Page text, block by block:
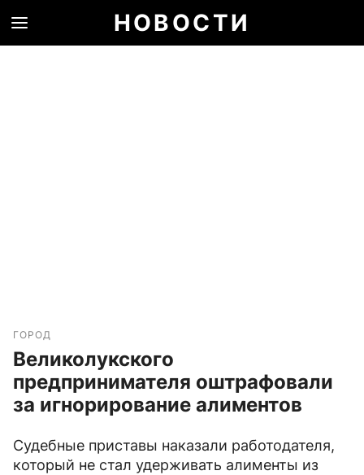
НОВОСТИ
ГОРОД
Великолукского
предпринимателя оштрафовали
за игнорирование алиментов
Судебные приставы наказали работодателя,
который не стал удерживать алименты из